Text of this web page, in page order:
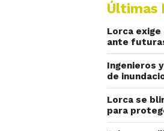
Últimas
Lorca
ante
Ingenieros
de
Lorca se
para